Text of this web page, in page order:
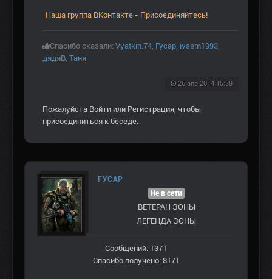
Наша группа ВКонтакте - Присоединяйтесь!
Спасибо сказали: Vyatkin.74 Гусар ivsem1993
дядяВ Таня
26 апр 2014 15:38
Пожалуйста Войти или Регистрация , чтобы
присоединиться к беседе.
ГУСАР
Не в сети
ВЕТЕРАН ЗOНЫ
ЛЕГЕНДА ЗОНЫ
Сообщений: 1371
Спасибо получено: 8171